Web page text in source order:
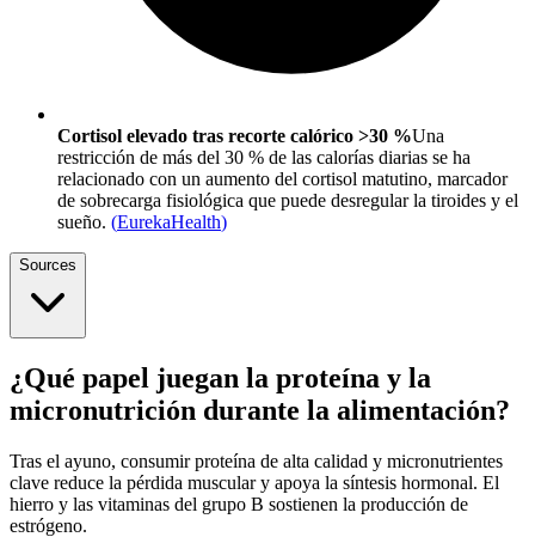
Cortisol elevado tras recorte calórico >30 %Una
restricción de más del 30 % de las calorías diarias se ha
relacionado con un aumento del cortisol matutino, marcador
de sobrecarga fisiológica que puede desregular la tiroides y el
sueño. (EurekaHealth)
Sources
¿Qué papel juegan la proteína y la
micronutrición durante la alimentación?
Tras el ayuno, consumir proteína de alta calidad y micronutrientes
clave reduce la pérdida muscular y apoya la síntesis hormonal. El
hierro y las vitaminas del grupo B sostienen la producción de
estrógeno.